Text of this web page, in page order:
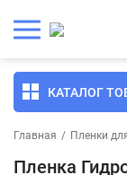
КАТАЛОГ
Главная / Пленки
Пленка